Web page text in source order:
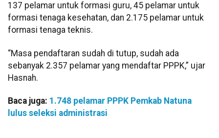
137 pelamar untuk formasi guru, 45 pelamar untuk
formasi tenaga kesehatan, dan 2.175 pelamar untuk
formasi tenaga teknis.
“Masa pendaftaran sudah di tutup, sudah ada
sebanyak 2.357 pelamar yang mendaftar PPPK,” ujar
Hasnah.
Baca juga: 1.748 pelamar PPPK Pemkab Natuna
lulus seleksi administrasi